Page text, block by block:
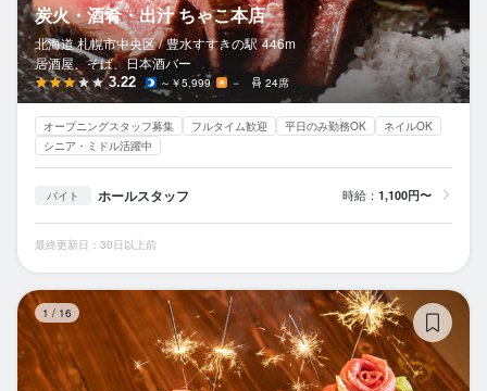
炭火・酒肴・出汁 ちゃこ本店
北海道 札幌市中央区 / 豊水すすきの駅 446m
居酒屋、そば、日本酒バー
3.22 ～￥5,999 － 24席
オープニングスタッフ募集 フルタイム歓迎 平日のみ勤務OK
ネイルOK
シニア・ミドル活躍中
バイト ホールスタッフ 時給： 1,100円〜
最終更新日：30日以上前
1 / 16